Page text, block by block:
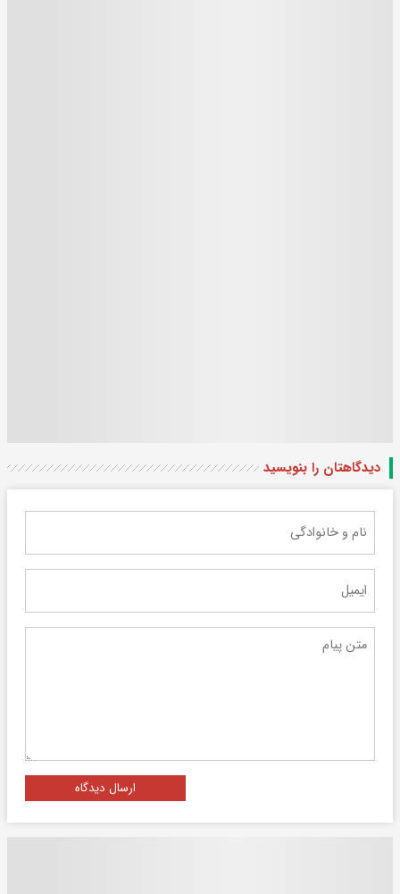
دیدگاهتان را بنویسید
ارسال دیدگاه